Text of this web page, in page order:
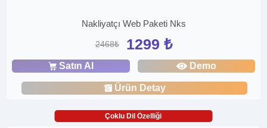
Nakliyatçı Web Paketi Nks
2468₺ 1299 ₺
Satın Al Demo
Ürün Detay
Çoklu Dil Özelliği